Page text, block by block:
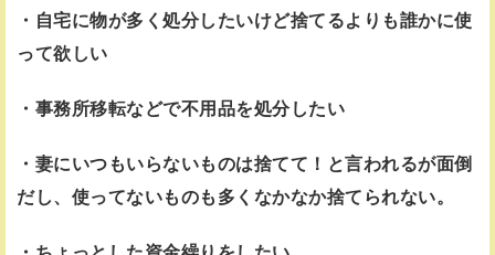
・自宅に物が多く処分したいけど捨てるよりも誰かに使
って欲しい
・事務所移転などで不用品を処分したい
・妻にいつもいらないものは捨てて！と言われるが面倒
だし、使ってないものも多くなかなか捨てられない。